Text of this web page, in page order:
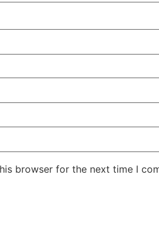
browser for the next time I
शेयर करें -